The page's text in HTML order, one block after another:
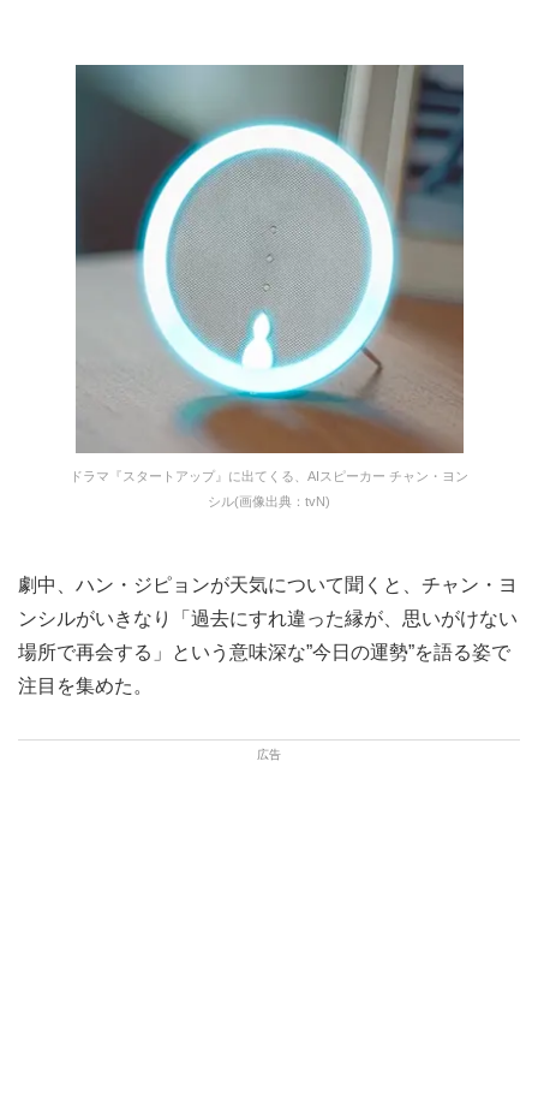
ドラマ『スタートアップ』に出てくる、AIスピーカー チャン・ヨン
シル(画像出典：tvN)
劇中、ハン・ジピョンが天気について聞くと、チャン・ヨ
ンシルがいきなり「過去にすれ違った縁が、思いがけない
場所で再会する」という意味深な”今日の運勢”を語る姿で
注目を集めた。